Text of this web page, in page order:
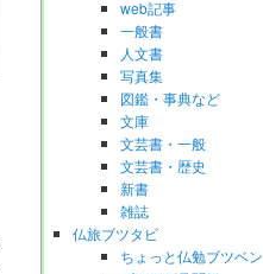
web記事
一般書
人文書
写真集
図鑑・事典など
文庫
文芸書・一般
文芸書・歴史
新書
雑誌
仏旅ブツタビ
ちょっと仏勉ブツベン